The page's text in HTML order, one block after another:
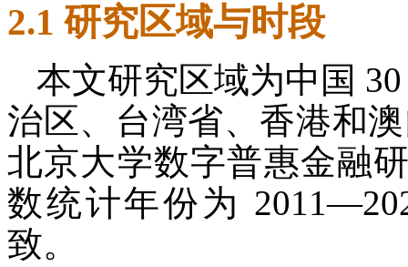
2.1 研究区域与时段
本文研究区域为中国
治区、台湾省、香港和
北京大学数字普惠金融
数统计年份为
致。